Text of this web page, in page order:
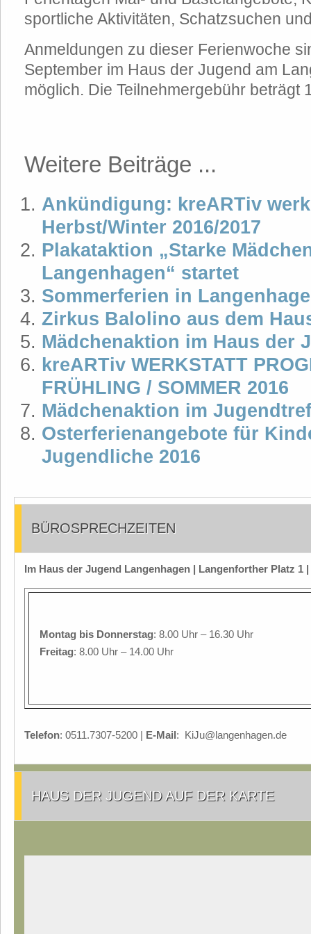
sportliche Aktivitäten, Schatzsuchen
Anmeldungen zu dieser Ferienwoche
September im Haus der Jugend am
möglich. Die Teilnehmergebühr beträgt
Weitere Beiträge ...
Ankündigung: kreARTiv
Herbst/Winter 2016/2017
Plakataktion „Starke
Langenhagen“ startet
Sommerferien in
Zirkus Balolino aus dem
Mädchenaktion im Haus der
kreARTiv WERKSTATT
FRÜHLING / SOMMER 2016
Mädchenaktion im
Osterferienangebote für
Jugendliche 2016
BÜROSPRECHZEITEN
Im Haus der Jugend Langenhagen | Langenforther Platz 1
Montag bis Donnerstag: 8.00 Uhr – 16.30 Uhr
Freitag: 8.00 Uhr – 14.00 Uhr
Telefon: 0511.7307-5200 | E-Mail: KiJu@langenhagen.de
HAUS DER JUGEND AUF DER KARTE